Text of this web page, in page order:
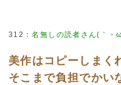
312 ：名無しの読者さん(｀・
美作はコピーしまく
そこまで負担でかい